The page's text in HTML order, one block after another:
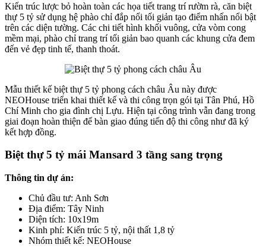
Kiến trúc lược bỏ hoàn toàn các họa tiết trang trí rườm rà, căn biệt
thự 5 tỷ sử dụng hệ phào chỉ đắp nổi tối giản tạo điểm nhấn nổi bật
trên các diện tường. Các chi tiết hình khối vuông, cửa vòm cong
mềm mại, phào chỉ trang trí tối giản bao quanh các khung cửa đem
đến vẻ đẹp tinh tế, thanh thoát.
Mẫu thiết kế biệt thự 5 tỷ phong cách châu Âu này được
NEOHouse triển khai thiết kế và thi công trọn gói tại Tân Phú, Hồ
Chí Minh cho gia đình chị Lựu. Hiện tại công trình vẫn đang trong
giai đoạn hoàn thiện để bàn giao đúng tiến độ thi công như đã ký
kết hợp đồng.
Biệt thự 5 tỷ mái Mansard 3 tầng sang trọng
Thông tin dự án:
Chủ đầu tư: Anh Sơn
Địa điểm: Tây Ninh
Diện tích: 10x19m
Kinh phí: Kiến trúc 5 tỷ, nội thất 1,8 tỷ
Nhóm thiết kế: NEOHouse